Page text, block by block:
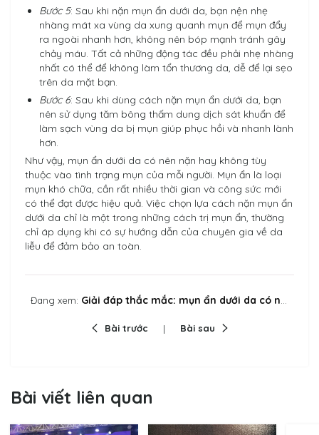
Bước 5: Sau khi nặn mụn ẩn dưới da, bạn nện nhẹ
nhàng mát xa vùng da xung quanh mụn để mụn đẩy
ra ngoài nhanh hơn, không nên bóp mạnh tránh gây
chảy máu. Tất cả những động tác đều phải nhẹ nhàng
nhất có thể để không làm tổn thương da, dễ để lại sẹo
trên da mặt bạn.
Bước 6: Sau khi dùng cách nặn mụn ẩn dưới da, bạn
nên sử dụng tăm bông thấm dung dịch sát khuẩn để
làm sạch vùng da bị mụn giúp phục hồi và nhanh lành
hơn.
Như vậy, mụn ẩn dưới da có nên nặn hay không tùy
thuộc vào tình trạng mụn của mỗi người. Mụn ẩn là loại
mụn khó chữa, cần rất nhiều thời gian và công sức mới
có thể đạt được hiệu quả. Việc chọn lựa cách nặn mụn ẩn
dưới da chỉ là một trong những cách trị mụn ẩn, thường
chỉ áp dụng khi có sự hướng dẫn của chuyên gia về da
liễu để đảm bảo an toàn.
Đang xem: Giải đáp thắc mắc: mụn ẩn dưới da có nên nặn?
Bài trước Bài sau
Bài viết liên quan